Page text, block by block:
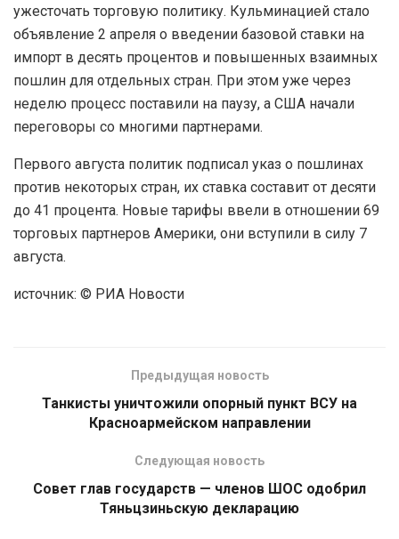
ужесточать торговую политику. Кульминацией стало
объявление 2 апреля о введении базовой ставки на
импорт в десять процентов и повышенных взаимных
пошлин для отдельных стран. При этом уже через
неделю процесс поставили на паузу, а США начали
переговоры со многими партнерами.
Первого августа политик подписал указ о пошлинах
против некоторых стран, их ставка составит от десяти
до 41 процента. Новые тарифы ввели в отношении 69
торговых партнеров Америки, они вступили в силу 7
августа.
источник: © РИА Новости
Предыдущая новость
Танкисты уничтожили опорный пункт ВСУ на
Красноармейском направлении
Следующая новость
Совет глав государств — членов ШОС одобрил
Тяньцзиньскую декларацию